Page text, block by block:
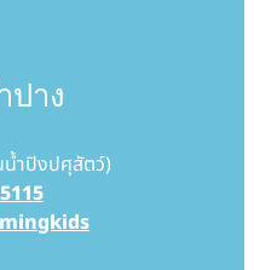
ปาง
น้ำปิงปศุสัตว์)